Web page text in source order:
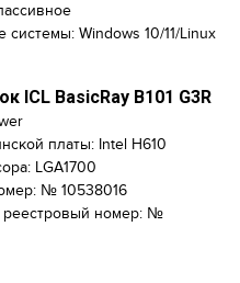
Windows 10/11/Linux
ICL BasicRay B101 G3R
платы: Intel H610
LGA1700
№ 10538016
реестровый номер: №